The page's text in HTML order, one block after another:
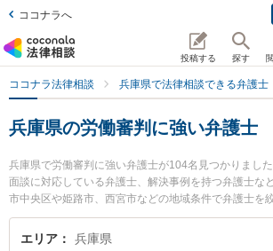
ココナラへ
投稿する 探す
ココナラ法律相談 兵庫県で法律相談できる弁護士
兵庫県の労働審判に強い弁護士
兵庫県で労働審判に強い弁護士が104名見つかりまし
面談に対応している弁護士、解決事例を持つ弁護士な
市中央区や姫路市、西宮市などの地域条件で弁護士を
用に関係する不当解雇や退職勧奨、内定取消等の細か
もでき便利です。特にエイト法律事務所の西山 勝博弁
エリア 兵庫県